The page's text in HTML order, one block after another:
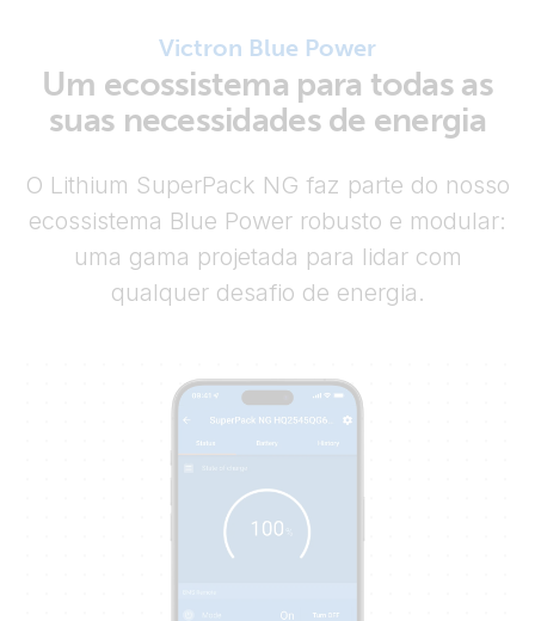
Victron Blue Power
Um ecossistema para todas as
suas necessidades de energia
O Lithium SuperPack NG faz parte do nosso
ecossistema Blue Power robusto e modular:
uma gama projetada para lidar com
qualquer desafio de energia.